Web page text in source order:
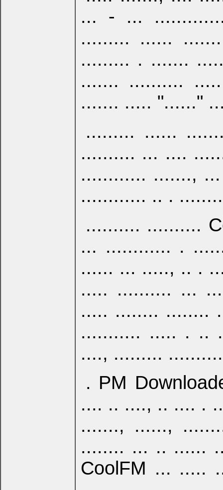
... - ...
......... ......
......... . .......
....... ..........
....... ..... "......"
......... ......
.......... ... ....
............ .......,
............ .. .
.......... ..........
... ............ .
...... ... ....., .. .
..... .......... ...
..... ........ ........
........... ..... . ..
...., .........
. PM
.... .. ...., .. .... .
......., ......,
........ ... .. ......
CoolFM ... .....